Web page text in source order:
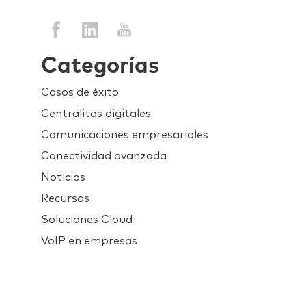
Categorías
Casos de éxito
Centralitas digitales
Comunicaciones empresariales
Conectividad avanzada
Noticias
Recursos
Soluciones Cloud
VoIP en empresas